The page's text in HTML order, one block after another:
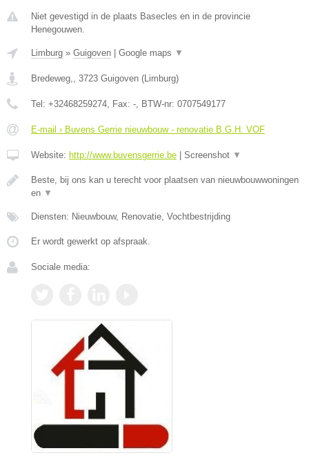
Niet gevestigd in de plaats Basecles en in de provincie
Henegouwen.
Limburg » Guigoven | Google maps ▼
Bredeweg, 3723 Guigoven (Limburg)
Tel: +32468259274 , Fax: - , BTW-nr: 0707549177
E-mail › Buvens Gerrie nieuwbouw - renovatie B.G.H. VOF
Website: http://www.buvensgerrie.be | Screenshot ▼
Beste, bij ons kan u terecht voor plaatsen van nieuwbouwwoningen
en ▼
Diensten: Nieuwbouw, Renovatie, Vochtbestrijding
Er wordt gewerkt op afspraak.
Sociale media: